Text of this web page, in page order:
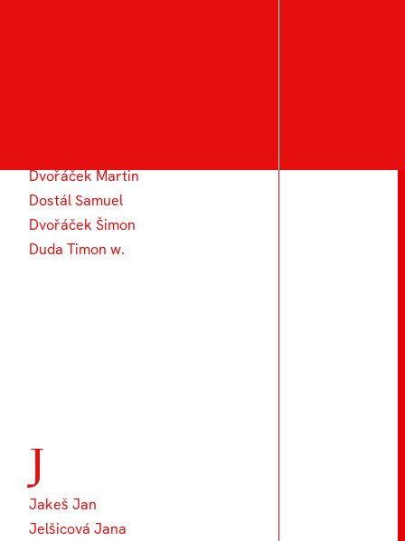
Dvořáček Martin
Dostál Samuel
Dvořáček Šimon
Duda Timon w.
J
Jakeš Jan
Jelšicová Jana